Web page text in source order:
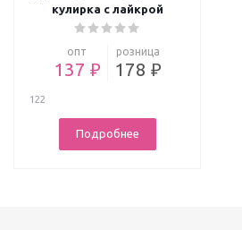
кулирка с лайкрой
опт
137 ₽
розница
178 ₽
122
Подробнее